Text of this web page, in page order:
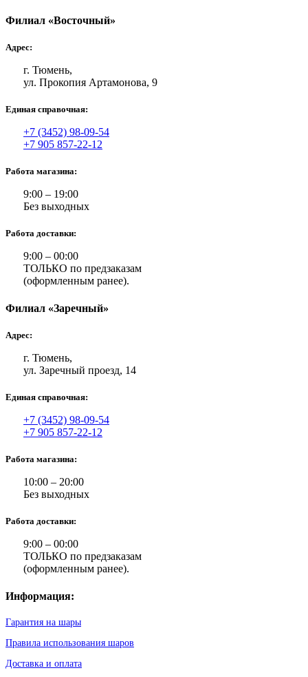
Филиал «Восточный»
Адрес:
г. Тюмень,
ул. Прокопия Артамонова, 9
Единая справочная:
+7 (3452) 98-09-54
+7 905 857-22-12
Работа магазина:
9:00 – 19:00
Без выходных
Работа доставки:
9:00 – 00:00
ТОЛЬКО по предзаказам
(оформленным ранее).
Филиал «Заречный»
Адрес:
г. Тюмень,
ул. Заречный проезд, 14
Единая справочная:
+7 (3452) 98-09-54
+7 905 857-22-12
Работа магазина:
10:00 – 20:00
Без выходных
Работа доставки:
9:00 – 00:00
ТОЛЬКО по предзаказам
(оформленным ранее).
Информация:
Гарантия на шары
Правила использования шаров
Доставка и оплата